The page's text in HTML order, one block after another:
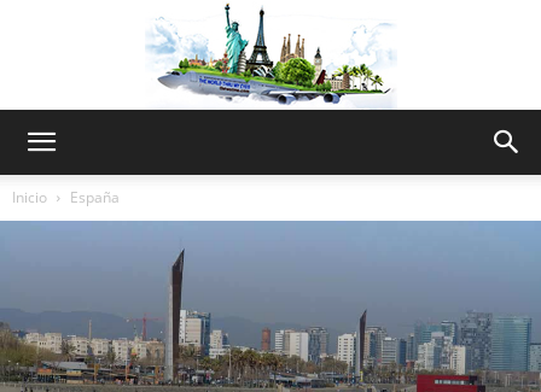
Thru
Inicio España